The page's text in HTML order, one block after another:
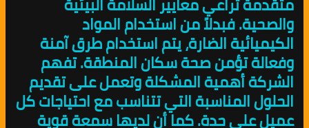
والصحية. فبدلاً من استخدام المواد
الكيميائية الضارة، يتم استخدام طرق آمنة
وفعالة تؤمن صحة سكان المنطقة. تفهم
الشركة أهمية المشكلة وتعمل على تقديم
الحلول المناسبة التي تتناسب مع احتياجات كل
عميل على حدة. كما أن لديها سمعة قوية